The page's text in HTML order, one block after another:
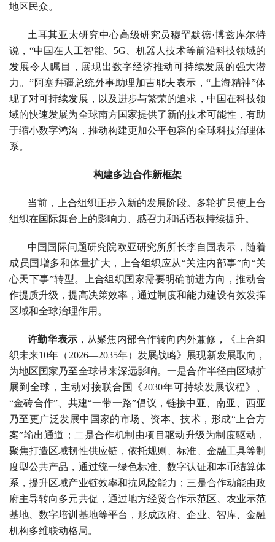
地区民众。
土耳其亚太研究中心高级研究员穆罕默德·博兹库尔特
说，“中国在人工智能、5G、机器人技术等前沿科技领域的
发展令人瞩目，展现出数字经济推动可持续发展的强大潜
力。”阿塞拜疆总统外事助理加吉耶夫表示，“上海精神”体
现了对可持续发展，以及进步与繁荣的追求，中国在科技领
域的快速发展为全球南方国家提供了新的技术可能性，有助
于缩小数字鸿沟，推动构建更加公平包容的全球科技治理体
系。
构建多边合作新框架
当前，上合组织正步入新的发展阶段。多轮扩员使上合
组织在国际舞台上的影响力、感召力和话语权持续提升。
中国国际问题研究院欧亚研究所所长李自国表示，随着
成员国增多和体量扩大，上合组织应从“关注内部事”向“关
心天下事”转型。上合组织国家需要明确前进方向，推动合
作提质升级，提高决策效率，通过制度和能力建设有效发挥
区域和全球治理作用。
许勤华表示，从聚焦内部合作转向内外兼修，《上合组
织未来10年（2026—2035年）发展战略》展现新发展取向，
为地区国家乃至全球带来深远影响。一是合作半径由区域扩
展到全球，主动对接联合国《2030年可持续发展议程》、
“金砖合作”、共建“一带一路”倡议，链接中亚、南亚、西亚
乃至更广泛发展中国家的市场、资本、技术，形成“上合方
案”输出通道；二是合作机制由项目驱动升级为制度驱动，
聚焦打造区域韧性供应链，依托规则、标准、金融工具等制
度型公共产品，通过统一绿色标准、数字认证和本币结算体
系，提升区域产业链效率和抗风险能力；三是合作动能由政
府主导转向多元共促，通过地方经贸合作示范区、农业示范
基地、数字培训基地等平台，形成政府、企业、智库、金融
机构多维联动格局。